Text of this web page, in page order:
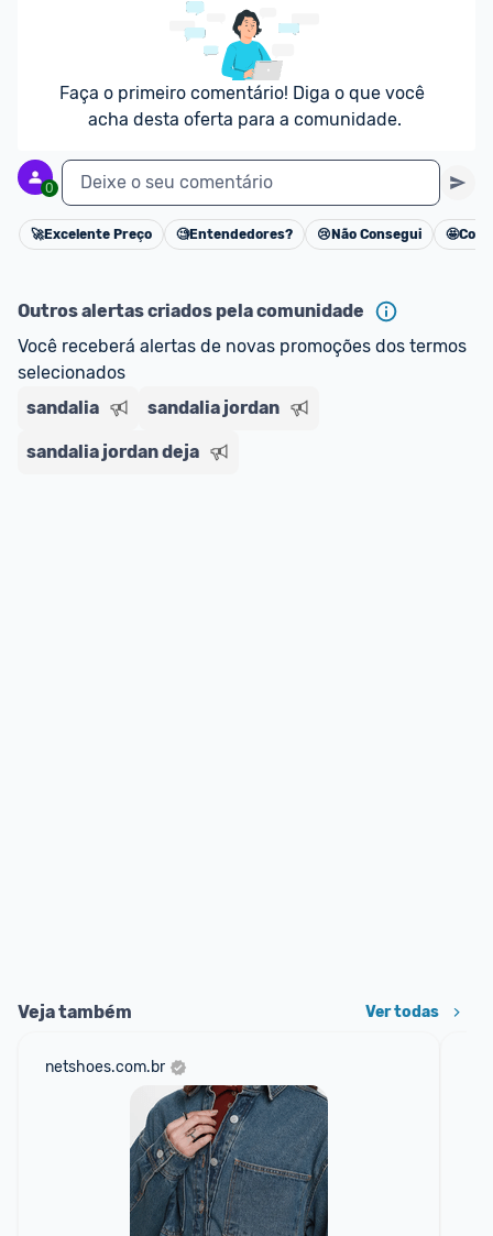
Faça o primeiro comentário! Diga o que você
acha desta oferta para a comunidade.
0 Deixe o seu comentário
Cancelar
🚀Excelente Preço 🧐Entendedores? 😢 Não Consegui 🤩
Outros alertas criados pela comunidade
Você receberá alertas de novas promoções dos termos
selecionados
sandalia
sandalia jordan
sandalia jordan deja
Veja também Ver todas
netshoes.com.br